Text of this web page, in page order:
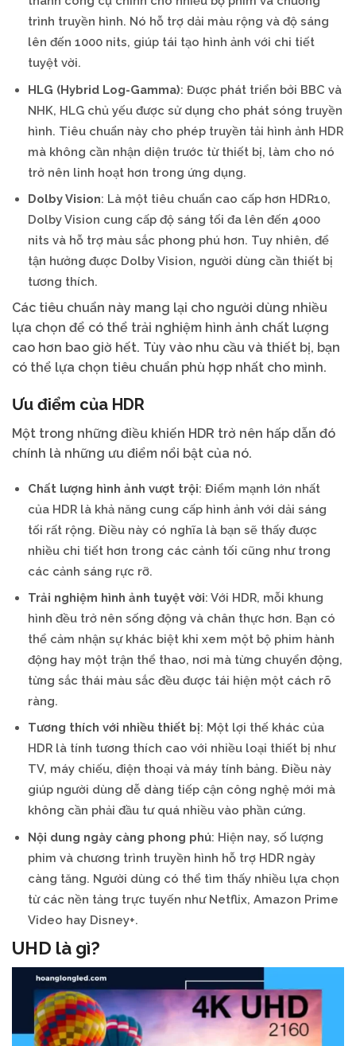
trình truyền hình. Nó hỗ trợ dải màu rộng và độ sáng
lên đến 1000 nits, giúp tái tạo hình ảnh với chi tiết
tuyệt vời.
HLG (Hybrid Log-Gamma): Được phát triển bởi BBC và
NHK, HLG chủ yếu được sử dụng cho phát sóng truyền
hình. Tiêu chuẩn này cho phép truyền tải hình ảnh HDR
mà không cần nhận diện trước từ thiết bị, làm cho nó
trở nên linh hoạt hơn trong ứng dụng.
Dolby Vision: Là một tiêu chuẩn cao cấp hơn HDR10,
Dolby Vision cung cấp độ sáng tối đa lên đến 4000
nits và hỗ trợ màu sắc phong phú hơn. Tuy nhiên, để
tận hưởng được Dolby Vision, người dùng cần thiết bị
tương thích.
Các tiêu chuẩn này mang lại cho người dùng nhiều
lựa chọn để có thể trải nghiệm hình ảnh chất lượng
cao hơn bao giờ hết. Tùy vào nhu cầu và thiết bị, bạn
có thể lựa chọn tiêu chuẩn phù hợp nhất cho mình.
Ưu điểm của HDR
Một trong những điều khiến HDR trở nên hấp dẫn đó
chính là những ưu điểm nổi bật của nó.
Chất lượng hình ảnh vượt trội: Điểm mạnh lớn nhất
của HDR là khả năng cung cấp hình ảnh với dải sáng
tối rất rộng. Điều này có nghĩa là bạn sẽ thấy được
nhiều chi tiết hơn trong các cảnh tối cũng như trong
các cảnh sáng rực rỡ.
Trải nghiệm hình ảnh tuyệt vời: Với HDR, mỗi khung
hình đều trở nên sống động và chân thực hơn. Bạn có
thể cảm nhận sự khác biệt khi xem một bộ phim hành
động hay một trận thể thao, nơi mà từng chuyển động,
từng sắc thái màu sắc đều được tái hiện một cách rõ
ràng.
Tương thích với nhiều thiết bị: Một lợi thế khác của
HDR là tính tương thích cao với nhiều loại thiết bị như
TV, máy chiếu, điện thoại và máy tính bảng. Điều này
giúp người dùng dễ dàng tiếp cận công nghệ mới mà
không cần phải đầu tư quá nhiều vào phần cứng.
Nội dung ngày càng phong phú: Hiện nay, số lượng
phim và chương trình truyền hình hỗ trợ HDR ngày
càng tăng. Người dùng có thể tìm thấy nhiều lựa chọn
từ các nền tảng trực tuyến như Netflix, Amazon Prime
Video hay Disney+.
UHD là gì?